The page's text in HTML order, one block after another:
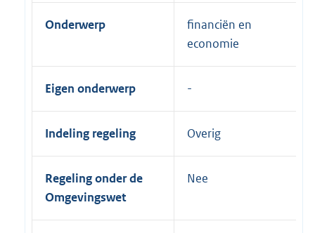
Onderwerp
financiën en
economie
Eigen onderwerp
Indeling regeling Overig
Regeling onder de
Omgevingswet
Nee